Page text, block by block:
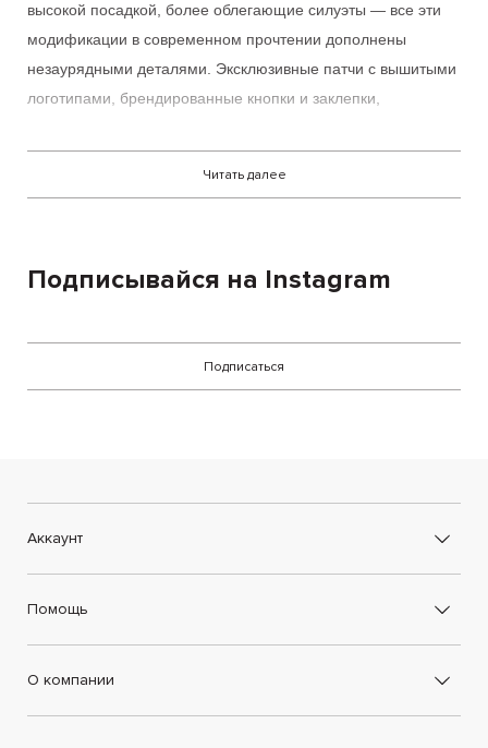
высокой посадкой, более облегающие силуэты — все эти
модификации в современном прочтении дополнены
незаурядными деталями. Эксклюзивные патчи с вышитыми
логотипами, брендированные кнопки и заклепки,
фирменная подкладка карманов — все эти элементы
изысканно оттеняют индивидуальность владельца.
Boutique.
Читать далее
Подписывайся на Instagram
Подписаться
Аккаунт
Помощь
О компании